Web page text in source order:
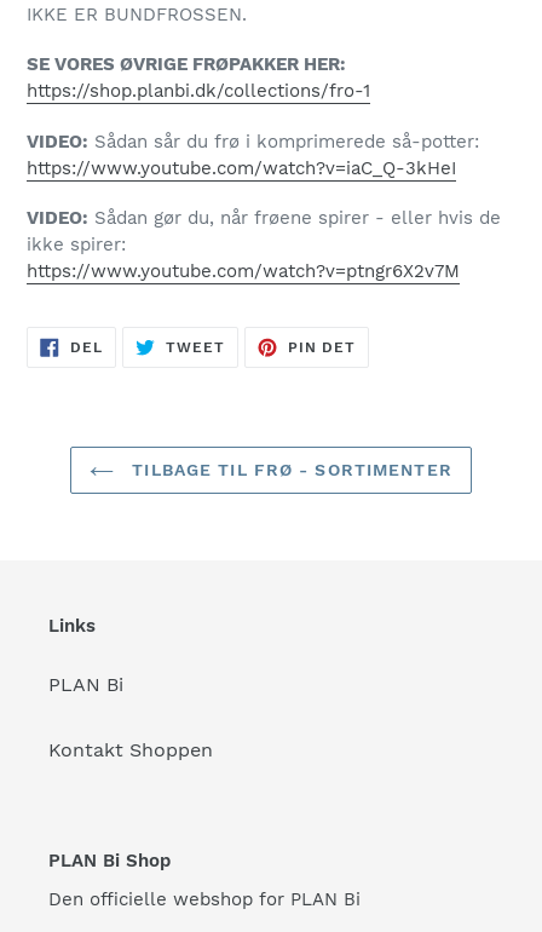
IKKE ER BUNDFROSSEN.
SE VORES ØVRIGE FRØPAKKER HER:
https://shop.planbi.dk/collections/fro-1
VIDEO: Sådan sår du frø i komprimerede så-potter:
https://www.youtube.com/watch?v=iaC_Q-3kHeI
VIDEO: Sådan gør du, når frøene spirer - eller hvis de
ikke spirer:
https://www.youtube.com/watch?v=ptngr6X2v7M
DEL TWEETTWEET
PIN DET
TILBAGE TIL FRØ - SORTIMENTER
Links
PLAN Bi
Kontakt Shoppen
PLAN Bi Shop
Den officielle webshop for PLAN Bi